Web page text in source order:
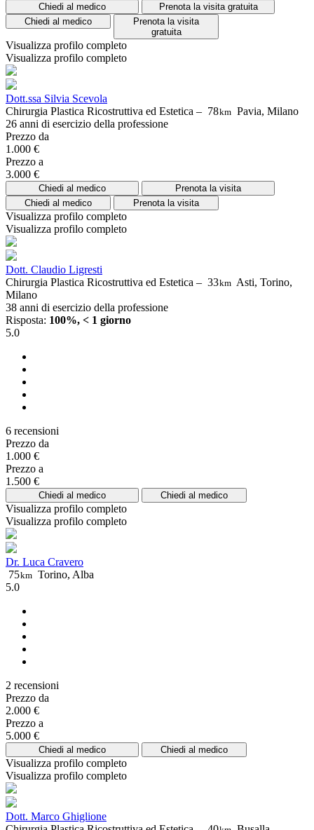
Chiedi al medico
Prenota la visita gratuita
Chiedi al medico
Prenota la visita
gratuita
Visualizza profilo completo
Visualizza profilo completo
Dott.ssa Silvia Scevola
Chirurgia Plastica Ricostruttiva ed Estetica – 78km Pavia, Milano
26 anni di esercizio della professione
Prezzo da
1.000 €
Prezzo a
3.000 €
Chiedi al medico
Prenota la visita
Chiedi al medico
Prenota la visita
Visualizza profilo completo
Visualizza profilo completo
Dott. Claudio Ligresti
Chirurgia Plastica Ricostruttiva ed Estetica – 33km Asti, Torino,
Milano
38 anni di esercizio della professione
Risposta: 100%, < 1 giorno
5.0
6 recensioni
Prezzo da
1.000 €
Prezzo a
1.500 €
Chiedi al medico Chiedi al medico
Visualizza profilo completo
Visualizza profilo completo
Dr. Luca Cravero
75km Torino, Alba
5.0
2 recensioni
Prezzo da
2.000 €
Prezzo a
5.000 €
Chiedi al medico Chiedi al medico
Visualizza profilo completo
Visualizza profilo completo
Dott. Marco Ghiglione